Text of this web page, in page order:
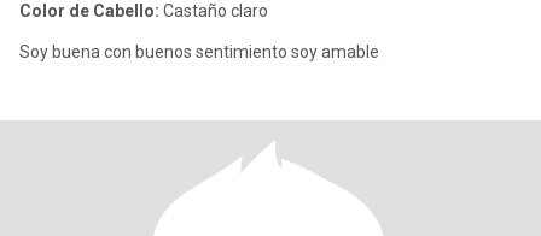
Color de Cabello: Castaño claro
Soy buena con buenos sentimiento soy amable